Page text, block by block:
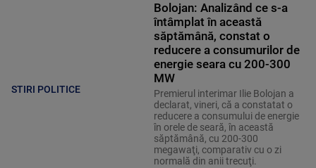
STIRI POLITICE
Bolojan: Analizând ce s-a
întâmplat în această
săptămână, constat o
reducere a consumurilor de
energie seara cu 200-300
MW
Premierul interimar Ilie Bolojan a
declarat, vineri, că a constatat o
reducere a consumului de energie
în orele de seară, în această
săptămână, cu 200-300
megawaţi, comparativ cu o zi
normală din anii trecuţi.